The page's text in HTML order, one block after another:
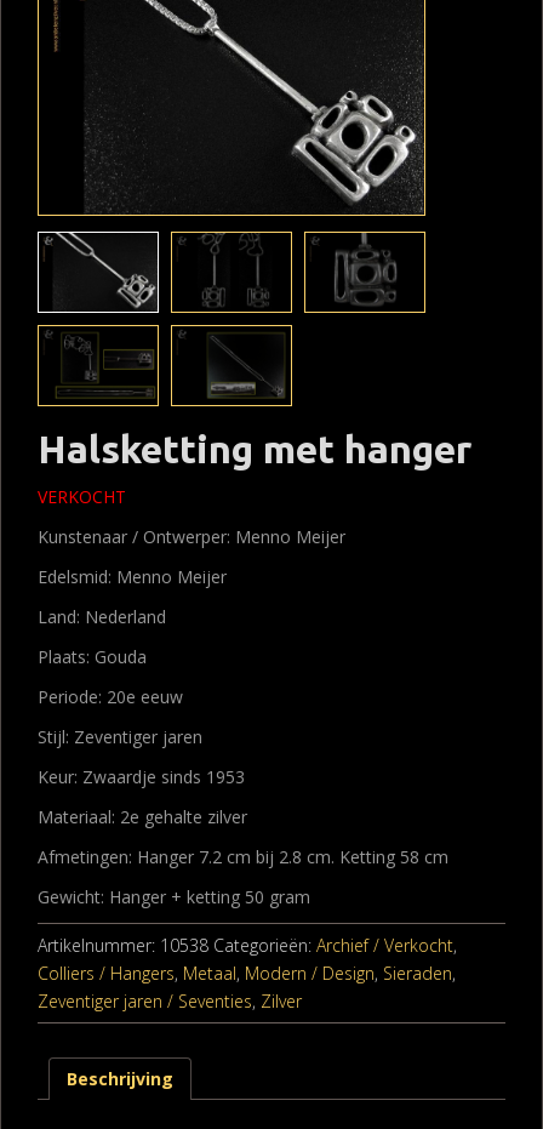
Halsketting met hanger
VERKOCHT
Kunstenaar / Ontwerper: Menno Meijer
Edelsmid: Menno Meijer
Land: Nederland
Plaats: Gouda
Periode: 20e eeuw
Stijl: Zeventiger jaren
Keur: Zwaardje sinds 1953
Materiaal: 2e gehalte zilver
Afmetingen: Hanger 7.2 cm bij 2.8 cm. Ketting 58 cm
Gewicht: Hanger + ketting 50 gram
Artikelnummer: 10538 Categorieën: Archief / Verkocht,
Colliers / Hangers, Metaal, Modern / Design, Sieraden,
Zeventiger jaren / Seventies, Zilver
Beschrijving